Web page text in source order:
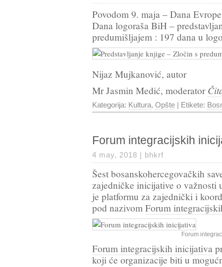
Povodom 9. maja – Dana
Dana logoraša BiH –
predumišljajem : 197 dana u
Nijaz Mujkanović, autor
Mr Jasmin Medić, moderator
Kategorija: Kultura, Opšte | Etikete:
Forum integracijskih
4 may, 2018 | bhkrf
Šest bosanskohercegovačkih
zajedničke inicijative o važnosti
je platformu za zajednički i
pod nazivom Forum
Forum
Forum integracijskih inicijativa
koji će organizacije biti u